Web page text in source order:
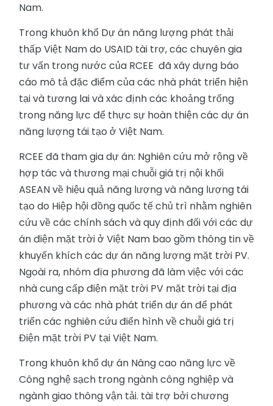
Nam.
Trong khuôn khổ Dự án năng lượng phát thải
thấp Việt Nam do USAID tài trợ, các chuyên gia
tư vấn trong nước của RCEE đã xây dựng báo
cáo mô tả đặc điểm của các nhà phát triển hiện
tại và tương lai và xác định các khoảng trống
trong năng lực để thực sự hoàn thiện các dự án
năng lượng tái tạo ở Việt Nam.
RCEE đã tham gia dự án: Nghiên cứu mở rộng về
hợp tác và thương mại chuỗi giá trị nội khối
ASEAN về hiệu quả năng lượng và năng lượng tái
tạo do Hiệp hội đồng quốc tế chủ trì nhằm nghiên
cứu về các chính sách và quy định đối với các dự
án điện mặt trời ở Việt Nam bao gồm thông tin về
khuyến khích các dự án năng lượng mặt trời PV.
Ngoài ra, nhóm địa phương đã làm việc với các
nhà cung cấp điện mặt trời PV mặt trời tại địa
phương và các nhà phát triển dự án để phát
triển các nghiên cứu điển hình về chuỗi giá trị
Điện mặt trời PV tại Việt Nam.
Trong khuôn khổ dự án Nâng cao năng lực về
Công nghệ sạch trong ngành công nghiệp và
ngành giao thông vận tải. tài trợ bởi chương